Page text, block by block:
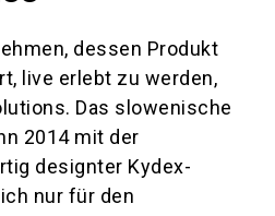
dessen Produkt
live erlebt zu werden,
Das slowenische
2014 mit der
designter Kydex-
nur für den